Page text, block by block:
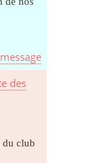
des
du club